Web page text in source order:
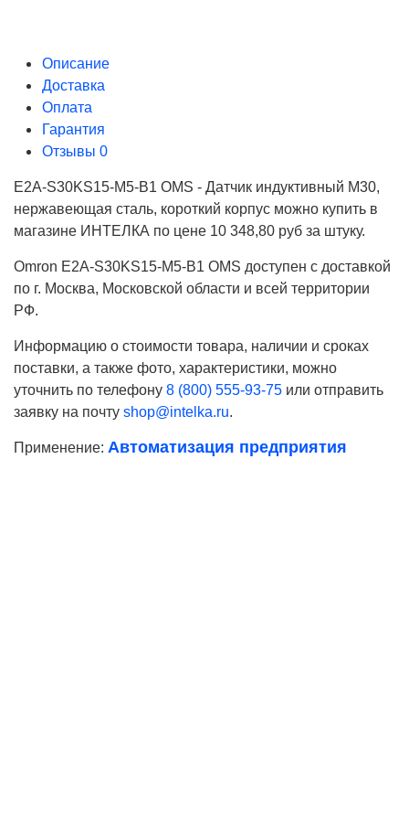
Описание
Доставка
Оплата
Гарантия
Отзывы 0
E2A-S30KS15-M5-B1 OMS - Датчик индуктивный M30,
нержавеющая сталь, короткий корпус можно купить в
магазине ИНТЕЛКА по цене 10 348,80 руб за штуку.
Omron E2A-S30KS15-M5-B1 OMS доступен с доставкой
по г. Москва, Московской области и всей территории
РФ.
Информацию о стоимости товара, наличии и сроках
поставки, а также фото, характеристики, можно
уточнить по телефону 8 (800) 555-93-75 или отправить
заявку на почту shop@intelka.ru.
Применение: Автоматизация предприятия
Ваше имя